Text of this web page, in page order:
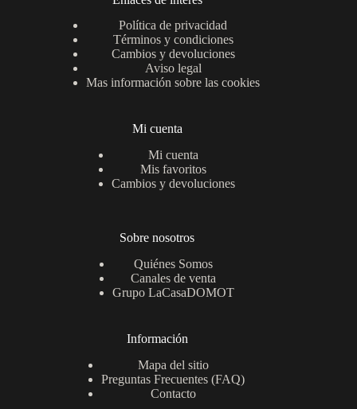
Política de privacidad
Términos y condiciones
Cambios y devoluciones
Aviso legal
Mas información sobre las cookies
Mi cuenta
Mi cuenta
Mis favoritos
Cambios y devoluciones
Sobre nosotros
Quiénes Somos
Canales de venta
Grupo LaCasaDOMOT
Información
Mapa del sitio
Preguntas Frecuentes (FAQ)
Contacto